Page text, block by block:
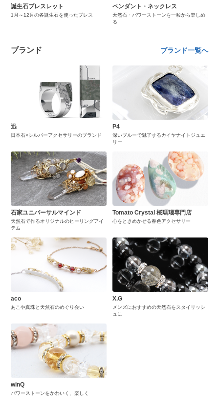
誕生石ブレスレット
1月～12月の各誕生石を使ったブレス
ペンダント・ネックレス
天然石・パワーストーンを一粒から楽しめ
る
ブランド ブランド一覧へ
迅
日本石×シルバーアクセサリーのブランド
P4
深いブルーで魅了するカイヤナイトジュエ
リー
石家ユニバーサルマインド
天然石で作るオリジナルのヒーリングアイ
テム
Tomato Crystal 桜瑪瑙専門店
心をときめかせる春色アクセサリー
aco
あこや真珠と天然石のめぐり会い
X.G
メンズにおすすめの天然石をスタイリッシ
ュに
winQ
パワーストーンをかわいく、楽しく